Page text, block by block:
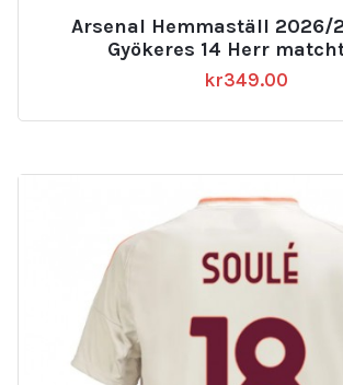
Arsenal Hemmaställ 2026/
Gyökeres 14 Herr
kr349.00